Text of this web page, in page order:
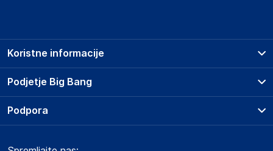
Podjetje Big Bang
O podjetju
Koristne informacije
Prodajna mesta
Storitve
Dostava, vnos in odvoz
Podpora